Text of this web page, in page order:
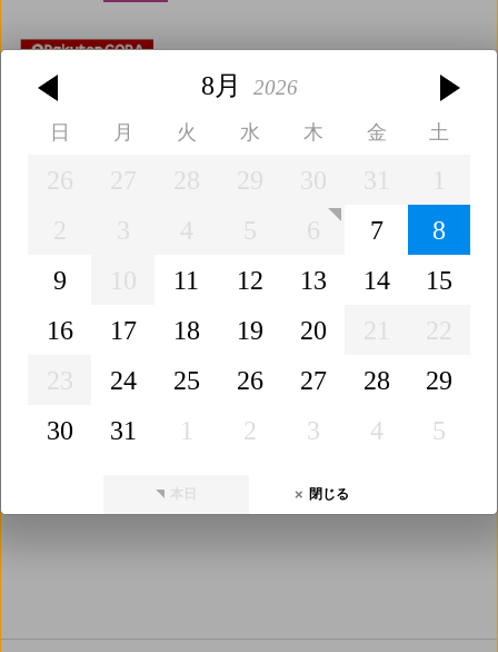
8月 2026
日 月 火 水 木 金 土
26 27 28 29 30 31
1
2
3 4 5 6 7
8
9
10 11 12 13 14
15
16
17 18 19 20 21
22
23
24 25 26 27 28
29
30
31 1 2 3 4 5
本日 閉じる
11,990円
枠
キャディ
昼食なし
乗用カー
電動カー
ト
手引カー
ト
キャディ
なし
キャディ
あり
プレー人数 ラウンド数
２サム保
２サム保
1R 1.5R 2R 0.5R 回り放題